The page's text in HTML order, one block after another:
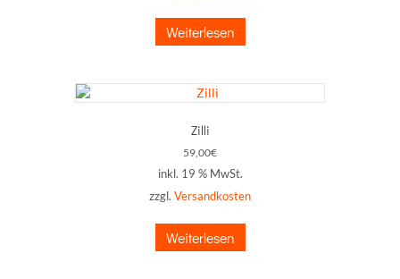
Weiterlesen
Zilli
59,00€
inkl. 19 % MwSt.
zzgl. Versandkosten
Weiterlesen